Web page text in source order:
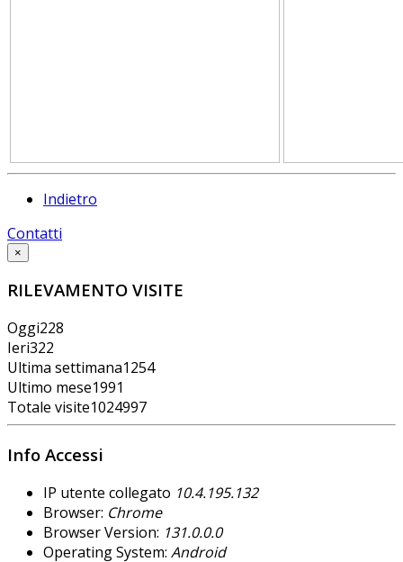
Indietro
Contatti
×
RILEVAMENTO VISITE
Oggi228
Ieri322
Ultima settimana1254
Ultimo mese1991
Totale visite1024997
Info Accessi
IP utente collegato 10.4.195.132
Browser: Chrome
Browser Version: 131.0.0.0
Operating System: Android